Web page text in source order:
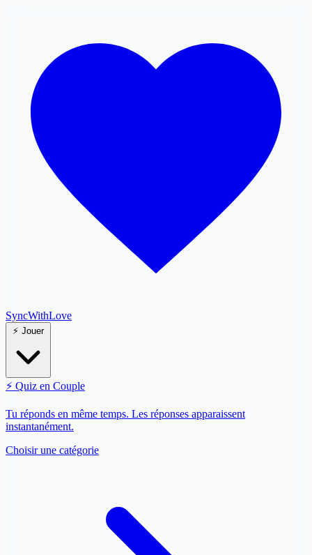
SyncWithLove
⚡ Jouer
⚡ Quiz en Couple
Tu réponds en même temps. Les réponses apparaissent
instantanément.
Choisir une catégorie